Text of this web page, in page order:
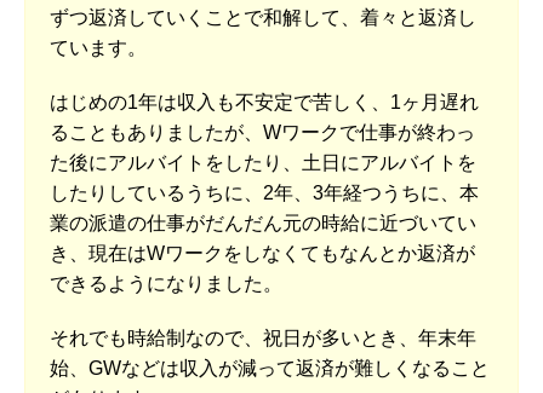
ずつ返済していくことで和解して、着々と返済し
ています。
はじめの1年は収入も不安定で苦しく、1ヶ月遅れ
ることもありましたが、Wワークで仕事が終わっ
た後にアルバイトをしたり、土日にアルバイトを
したりしているうちに、2年、3年経つうちに、本
業の派遣の仕事がだんだん元の時給に近づいてい
き、現在はWワークをしなくてもなんとか返済が
できるようになりました。
それでも時給制なので、祝日が多いとき、年末年
始、GWなどは収入が減って返済が難しくなること